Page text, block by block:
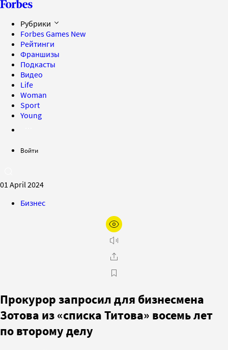
Рубрики
Forbes Games New
Рейтинги
Франшизы
Подкасты
Видео
Life
Woman
Sport
Young
Войти
01 April 2024
Бизнес
Прокурор запросил для бизнесмена
Зотова из «списка Титова» восемь лет
по второму делу